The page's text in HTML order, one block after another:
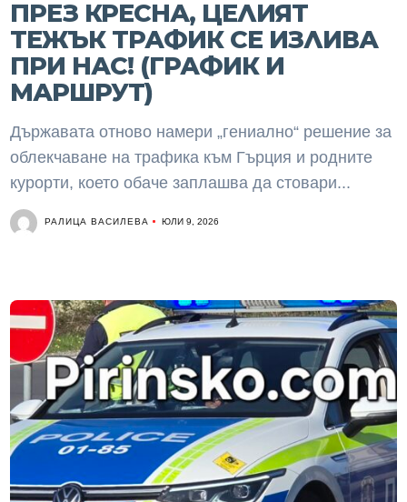
ПРЕЗ КРЕСНА, ЦЕЛИЯТ
ТЕЖЪК ТРАФИК СЕ ИЗЛИВА
ПРИ НАС! (ГРАФИК И
МАРШРУТ)
Държавата отново намери „гениално“ решение за
облекчаване на трафика към Гърция и родните
курорти, което обаче заплашва да стовари...
РАЛИЦА ВАСИЛЕВА ЮЛИ 9, 2026